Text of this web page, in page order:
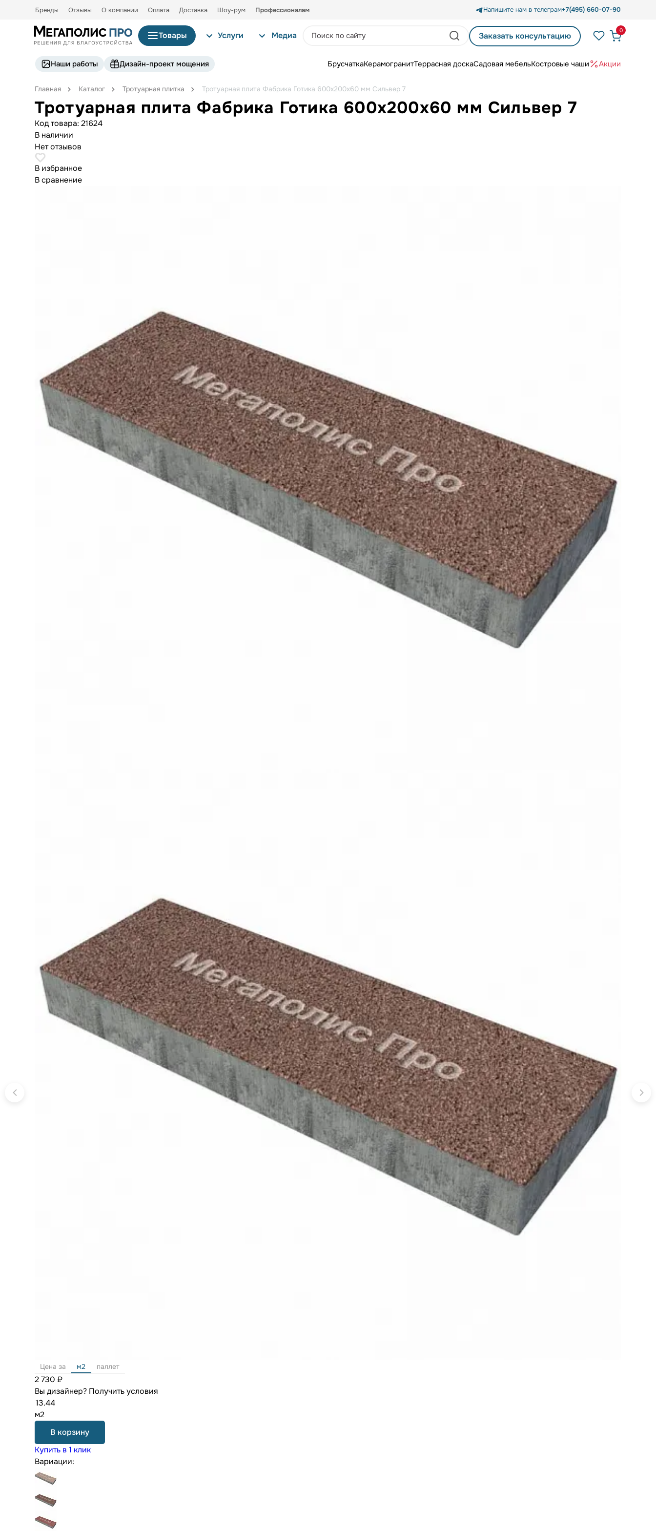
Бренды Отзывы О компании Оплата Доставка Шоу-рум Профессионалам Напишите нам в телеграм+7(495) 660-07-90
Товары Услуги Медиа Заказать консультацию
0
Наши работы Дизайн-проект мощения БрусчаткаКерамогранитТеррасная доскаСадовая мебельКостровые чаши Акции
Главная Каталог Тротуарная плитка Тротуарная плита Фабрика Готика 600х200х60 мм Сильвер 7
Тротуарная плита Фабрика Готика 600х200х60 мм Сильвер 7
Код товара: 21624
В наличии
Нет отзывов
В избранное
В сравнение
Цена за м2 паллет
2 730 ₽
Вы дизайнер? Получить условия
м2
В корзину
Купить в 1 клик
Вариации: